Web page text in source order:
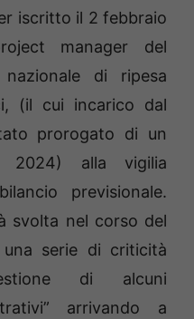
iscritto il 2 febbraio
manager del
di ripesa
(il cui incarico dal
prorogato di un
alla vigilia
previsionale.
svolta nel corso del
serie di criticità
di alcuni
arrivando a